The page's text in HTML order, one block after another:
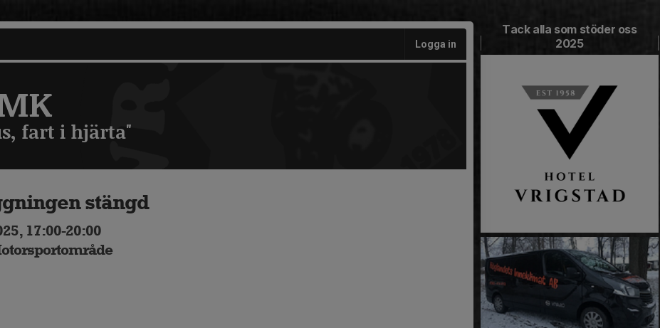
Logga in
fart i hjärta"
stängd
17:00-20:00
Tack alla som stöder oss
2025